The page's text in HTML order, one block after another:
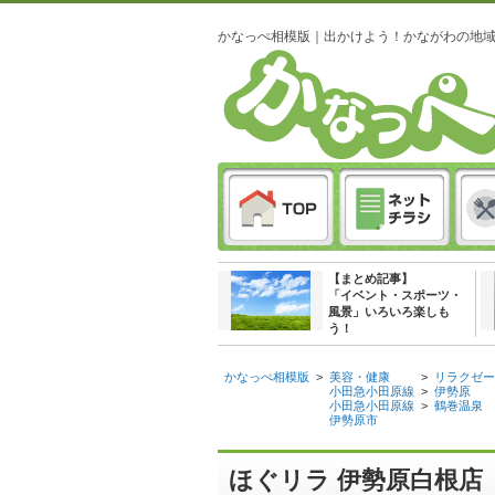
かなっぺ相模版｜出かけよう！かながわの地
【まとめ記事】
「イベント・スポーツ・
風景」いろいろ楽しも
う！
かなっぺ相模版 > 美容・健康
小田急小田原線
小田急小田原線
伊勢原市
>
リラクゼ
> 伊勢原
> 鶴巻温泉
ほぐリラ 伊勢原白根店